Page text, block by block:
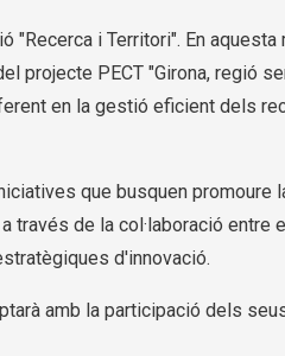
"Recerca i Territori". En
projecte PECT "Girona, regió
en la gestió eficient dels
que busquen promoure
través de la col·laboració entre
d'innovació.
amb la participació dels